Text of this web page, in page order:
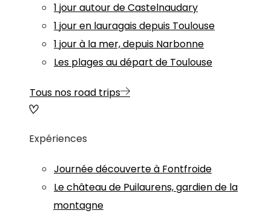
1 jour autour de Castelnaudary
1 jour en lauragais depuis Toulouse
1 jour à la mer, depuis Narbonne
Les plages au départ de Toulouse
Tous nos road trips
Expériences
Journée découverte à Fontfroide
Le château de Puilaurens, gardien de la
montagne